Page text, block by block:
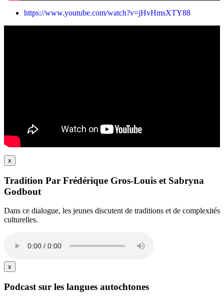
https://www.youtube.com/watch?v=jHvHmsXTY88
x
Tradition Par Frédérique Gros-Louis et Sabryna
Godbout
Dans ce dialogue, les jeunes discutent de traditions et de complexités
culturelles.
x
Podcast sur les langues autochtones